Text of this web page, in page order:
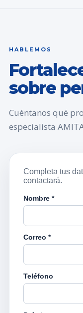
HABLEMOS
sobre
Cuéntanos qué
especialista